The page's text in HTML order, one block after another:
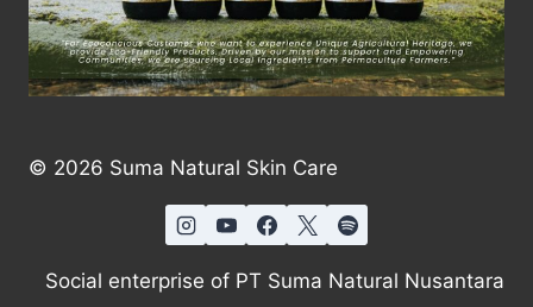
© 2026 Suma Natural Skin Care
Social enterprise of PT Suma Natural Nusantara